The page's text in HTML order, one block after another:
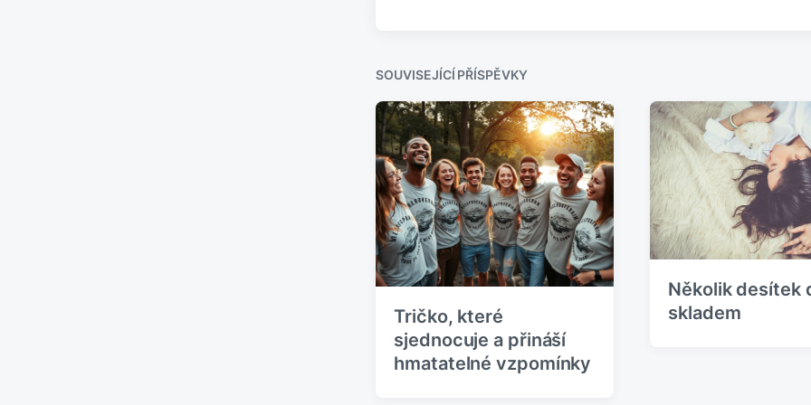
v
p
ř
í
s
p
ě
v
e
k
:
SOUVISEJÍCÍ PŘÍSPĚVKY
Tričko, které
sjednocuje a přináší
hmatatelné vzpomínky
Několik desítek
skladem